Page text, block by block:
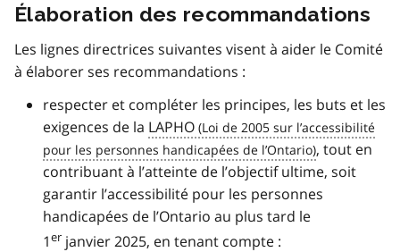
Élaboration des recommandations
Les lignes directrices suivantes visent à aider le Comité
à élaborer ses recommandations :
respecter et compléter les principes, les buts et les
exigences de la LAPHO
, tout en
contribuant à l’atteinte de l’objectif ultime, soit
garantir l’accessibilité pour les personnes
handicapées de l’Ontario au plus tard le
1er janvier 2025, en tenant compte :